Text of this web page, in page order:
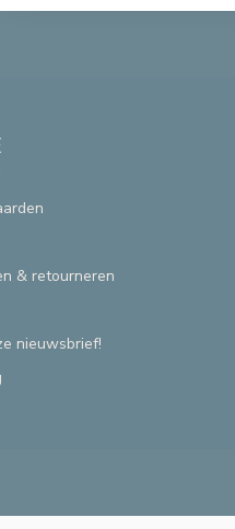
& retourneren
nieuwsbrief!